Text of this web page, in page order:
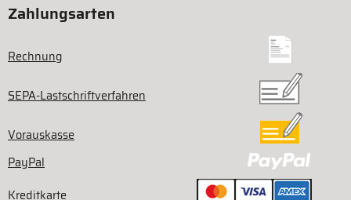
Zahlungsarten
Rechnung
SEPA-Lastschriftverfahren
Vorauskasse
PayPal
Kreditkarte